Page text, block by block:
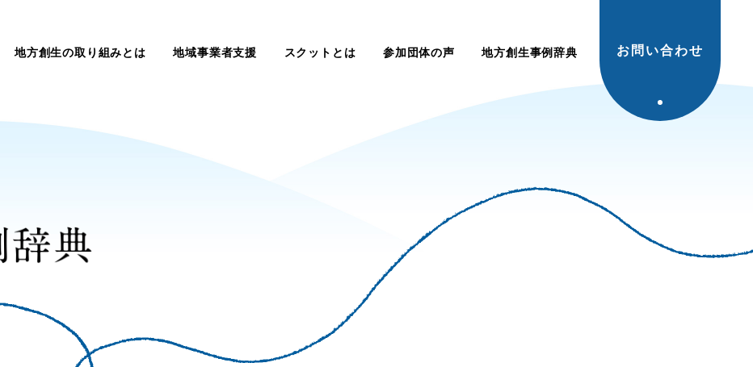
地方創生の取り組みとは 地域事業者支援 スクットとは 参加団体の声 地方創生事例辞典 お問い合わせ